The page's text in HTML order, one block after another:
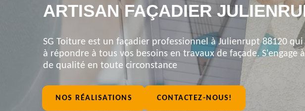
ARTISAN FAÇADIER
SG Toiture est un façadier professionnel à Julienrupt 88120
à répondre à tous vos besoins en travaux de façade. S'engage
de qualité en toute circonstance
NOS RÉALISATIONS CONTACTEZ-NOUS!